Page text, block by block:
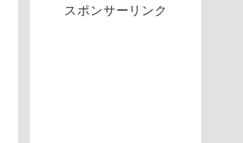
スポンサーリンク